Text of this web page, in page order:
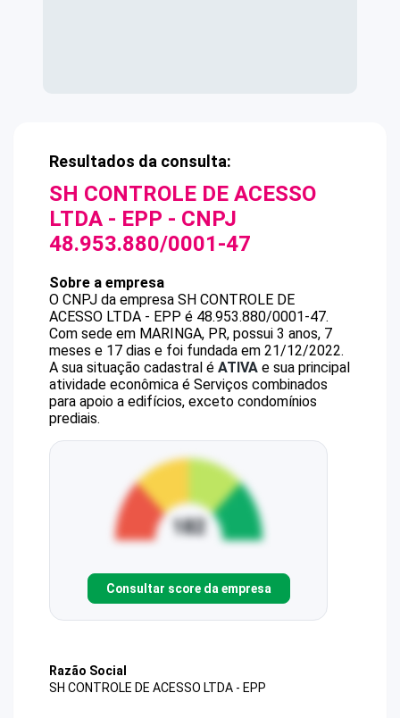
Resultados da consulta:
SH CONTROLE DE ACESSO
LTDA - EPP - CNPJ
48.953.880/0001-47
Sobre a empresa
O CNPJ da empresa SH CONTROLE DE
ACESSO LTDA - EPP é 48.953.880/0001-47.
Com sede em MARINGA, PR, possui 3 anos, 7
meses e 17 dias e foi fundada em 21/12/2022.
A sua situação cadastral é ATIVA e sua principal
atividade econômica é Serviços combinados
para apoio a edifícios, exceto condomínios
prediais.
Consultar score da empresa
Razão Social
SH CONTROLE DE ACESSO LTDA - EPP